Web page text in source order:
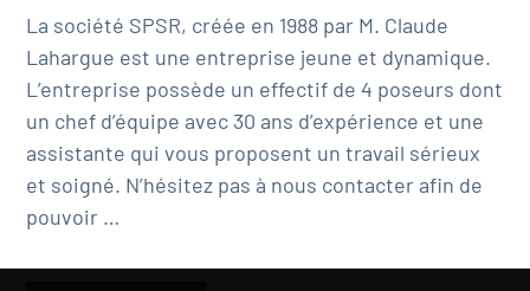
La société SPSR, créée en 1988 par M. Claude
Lahargue est une entreprise jeune et dynamique.
L’entreprise possède un effectif de 4 poseurs dont
un chef d’équipe avec 30 ans d’expérience et une
assistante qui vous proposent un travail sérieux
et soigné. N’hésitez pas à nous contacter afin de
pouvoir …